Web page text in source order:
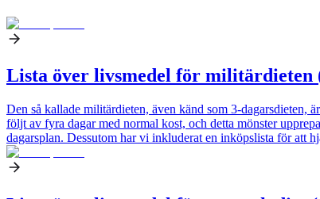
Lista över livsmedel för militärdieten
Den så kallade militärdieten, även känd som 3-dagarsdieten,
följt av fyra dagar med normal kost, och detta mönster
dagarsplan. Dessutom har vi inkluderat en inköpslista för att